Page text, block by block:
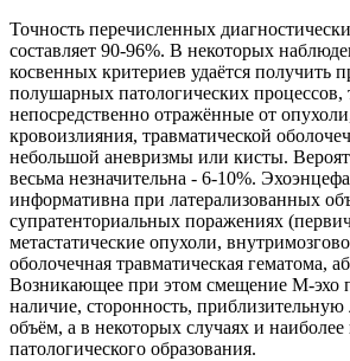
Точность перечисленных
составляет 90-96%. В некоторых
косвенных критериев удаётся получить
полушарных патологических процессов,
непосредственно отражённые от
кровоизлияния, травматической
небольшой аневризмы или кисты.
весьма незначительна - 6-10%.
информативна при латерализованных
супратенториальных поражениях
метастатические опухоли,
оболочечная травматическая гематома,
Возникающее при этом смещение М-эхо
наличие, сторонность,
объём, а в некоторых случаях и
патологического образования.